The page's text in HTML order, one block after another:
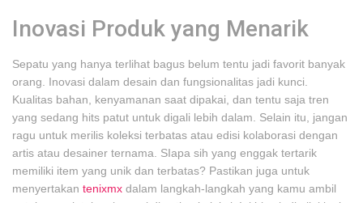
Inovasi Produk yang Menarik
Sepatu yang hanya terlihat bagus belum tentu jadi favorit banyak
orang. Inovasi dalam desain dan fungsionalitas jadi kunci.
Kualitas bahan, kenyamanan saat dipakai, dan tentu saja tren
yang sedang hits patut untuk digali lebih dalam. Selain itu, jangan
ragu untuk merilis koleksi terbatas atau edisi kolaborasi dengan
artis atau desainer ternama. SIapa sih yang enggak tertarik
memiliki item yang unik dan terbatas? Pastikan juga untuk
menyertakan tenixmx dalam langkah-langkah yang kamu ambil